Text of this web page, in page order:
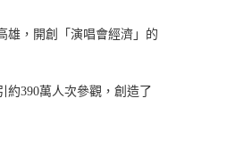
雄，開創「演唱會經濟」的
約390萬人次參觀，創造了